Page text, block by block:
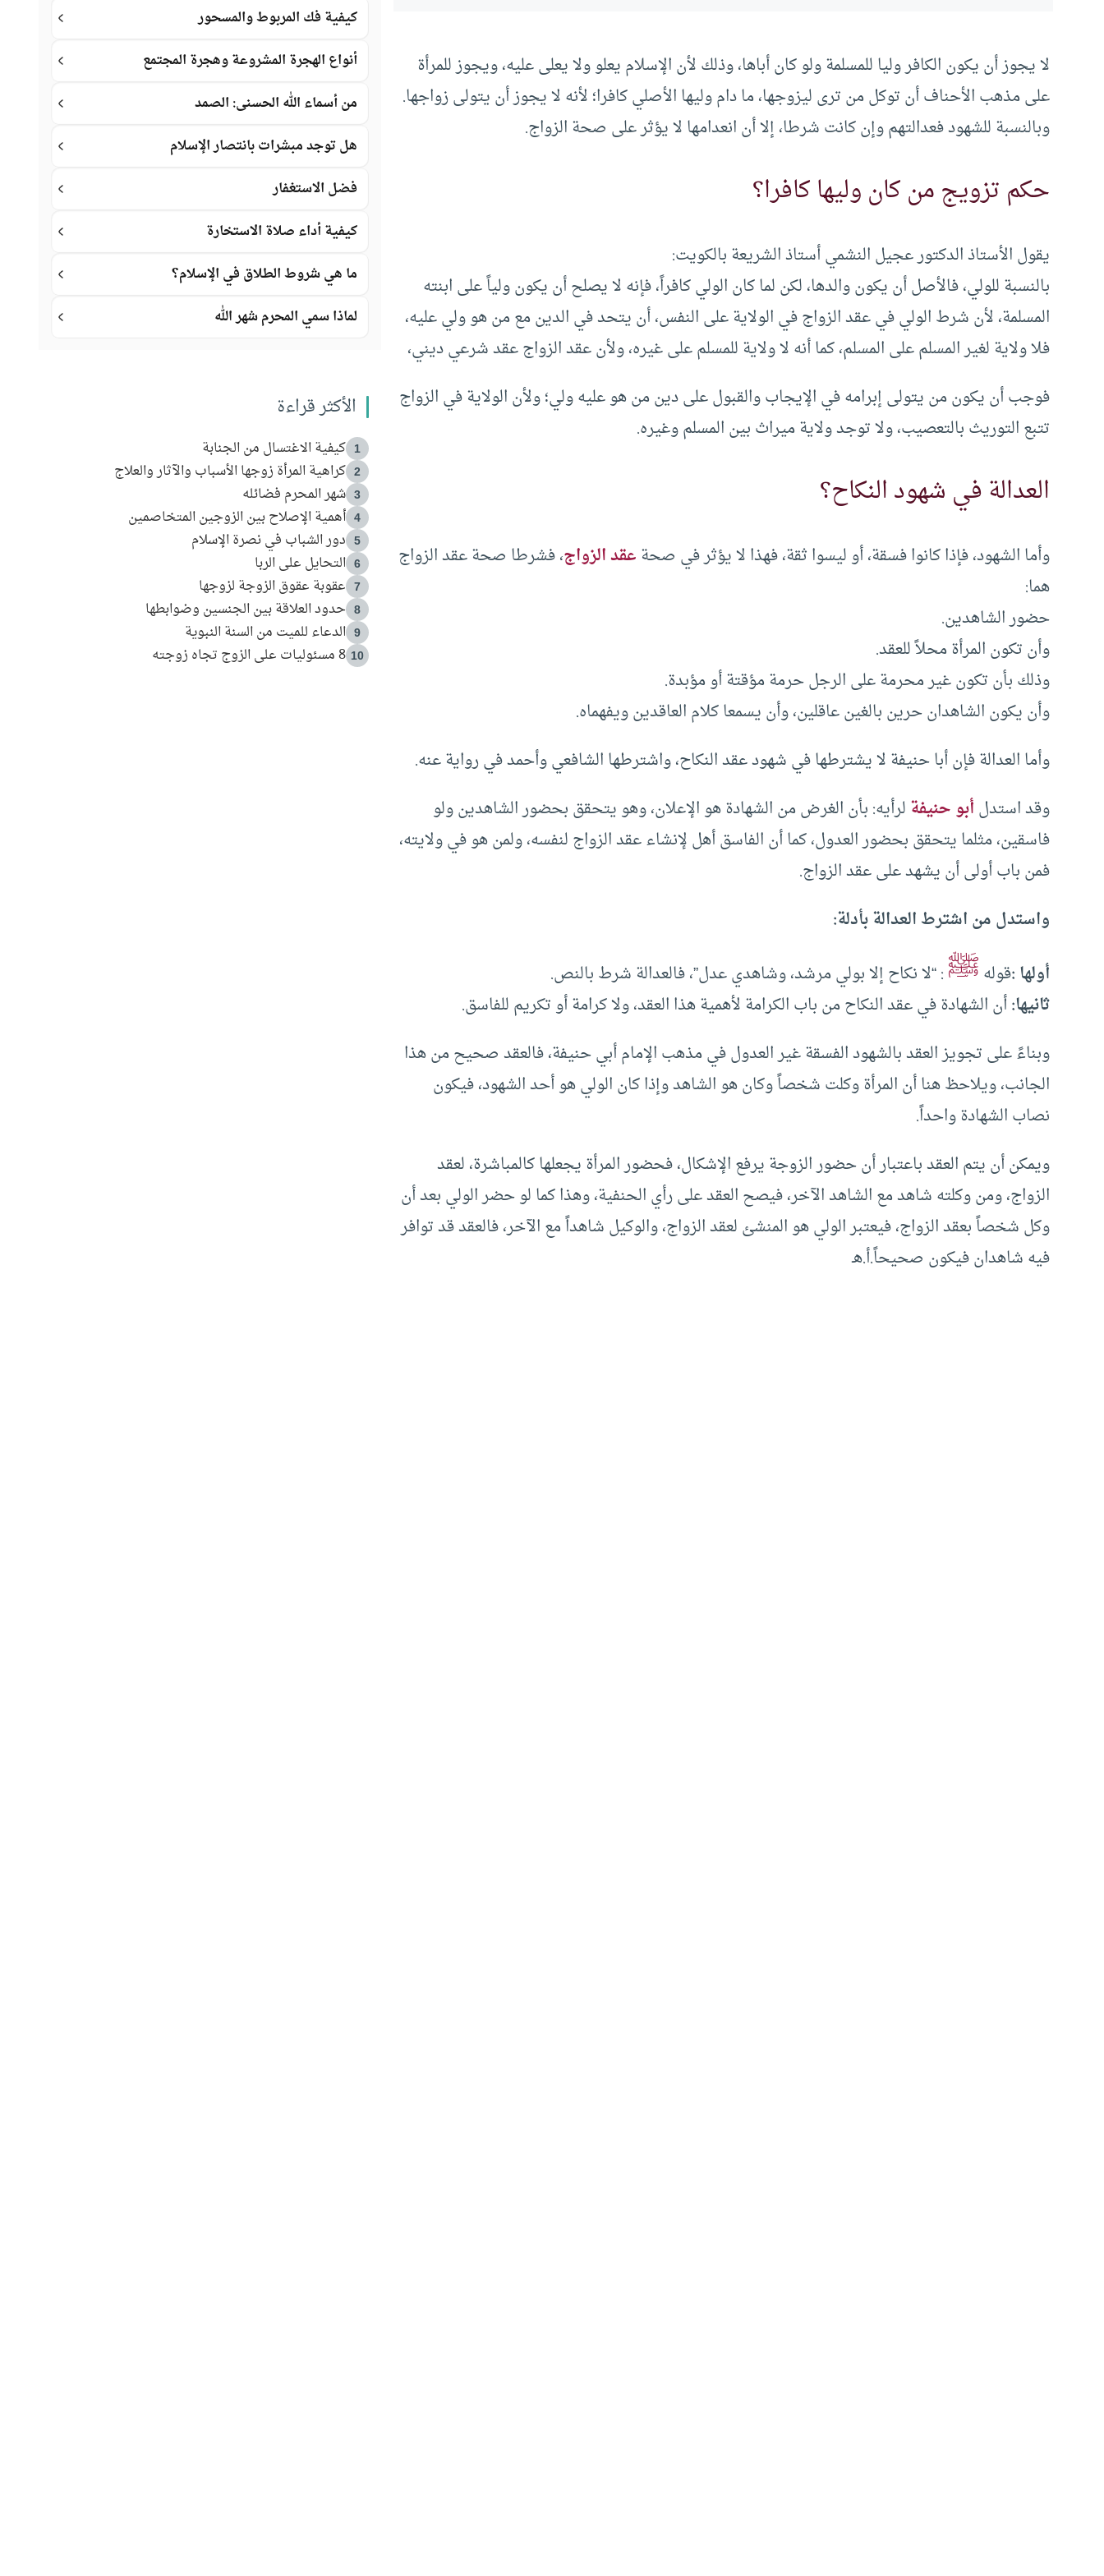
لا يجوز أن يكون الكافر وليا للمسلمة ولو كان أباها، وذلك لأن الإسلام يعلو ولا يعلى عليه، ويجوز للمرأة
على مذهب الأحناف أن توكل من ترى ليزوجها، ما دام وليها الأصلي كافرا؛ لأنه لا يجوز أن يتولى زواجها.
وبالنسبة للشهود فعدالتهم وإن كانت شرطا، إلا أن انعدامها لا يؤثر على صحة الزواج.
حكم تزويج من كان وليها كافرا؟
يقول الأستاذ الدكتور عجيل النشمي أستاذ الشريعة بالكويت:
بالنسبة للولي، فالأصل أن يكون والدها، لكن لما كان الولي كافراً، فإنه لا يصلح أن يكون ولياً على ابنته
المسلمة، لأن شرط الولي في عقد الزواج في الولاية على النفس، أن يتحد في الدين مع من هو ولي عليه،
فلا ولاية لغير المسلم على المسلم، كما أنه لا ولاية للمسلم على غيره، ولأن عقد الزواج عقد شرعي ديني،
فوجب أن يكون من يتولى إبرامه في الإيجاب والقبول على دين من هو عليه ولي؛ ولأن الولاية في الزواج
تتبع التوريث بالتعصيب، ولا توجد ولاية ميراث بين المسلم وغيره.
العدالة في شهود النكاح؟
وأما الشهود، فإذا كانوا فسقة، أو ليسوا ثقة، فهذا لا يؤثر في صحةعقد الزواج، فشرطا صحة عقد الزواج
هما:
حضور الشاهدين.
وأن تكون المرأة محلاً للعقد.
وذلك بأن تكون غير محرمة على الرجل حرمة مؤقتة أو مؤبدة.
وأن يكون الشاهدان حرين بالغين عاقلين، وأن يسمعا كلام العاقدين ويفهماه.
وأما العدالة فإن أبا حنيفة لا يشترطها في شهود عقد النكاح، واشترطها الشافعي وأحمد في رواية عنه.
وقد استدلأبو حنيفةلرأيه: بأن الغرض من الشهادة هو الإعلان، وهو يتحقق بحضور الشاهدين ولو
فاسقين، مثلما يتحقق بحضور العدول، كما أن الفاسق أهل لإنشاء عقد الزواج لنفسه، ولمن هو في ولايته،
فمن باب أولى أن يشهد على عقد الزواج.
واستدل من اشترط العدالة بأدلة:
أولها :قولهﷺ: “لا نكاح إلا بولي مرشد، وشاهدي عدل”، فالعدالة شرط بالنص.
ثانيها:أن الشهادة في عقد النكاح من باب الكرامة لأهمية هذا العقد، ولا كرامة أو تكريم للفاسق.
وبناءً على تجويز العقد بالشهود الفسقة غير العدول في مذهب الإمام أبي حنيفة، فالعقد صحيح من هذا
الجانب، ويلاحظ هنا أن المرأة وكلت شخصاً وكان هو الشاهد وإذا كان الولي هو أحد الشهود، فيكون
نصاب الشهادة واحداً.
ويمكن أن يتم العقد باعتبار أن حضور الزوجة يرفع الإشكال، فحضور المرأة يجعلها كالمباشرة، لعقد
الزواج، ومن وكلته شاهد مع الشاهد الآخر، فيصح العقد على رأي الحنفية، وهذا كما لو حضر الولي بعد أن
وكل شخصاً بعقد الزواج، فيعتبر الولي هو المنشئ لعقد الزواج، والوكيل شاهداً مع الآخر، فالعقد قد توافر
فيه شاهدان فيكون صحيحاً.أ.هـ
كيفية فك المربوط والمسحور
أنواع الهجرة المشروعة وهجرة المجتمع
من أسماء الله الحسنى: الصمد
هل توجد مبشرات بانتصار الإسلام
فضل الاستغفار
كيفية أداء صلاة الاستخارة
ما هي شروط الطلاق في الإسلام؟
لماذا سمي المحرم شهر الله
الأكثر قراءة
1 كيفية الاغتسال من الجنابة
2 كراهية المرأة زوجها الأسباب والآثار والعلاج
3 شهر المحرم فضائله
4 أهمية الإصلاح بين الزوجين المتخاصمين
5 دور الشباب في نصرة الإسلام
6 التحايل على الربا
7 عقوبة عقوق الزوجة لزوجها
8 حدود العلاقة بين الجنسين وضوابطها
9 الدعاء للميت من السنة النبوية
10 8 مسئوليات على الزوج تجاه زوجته